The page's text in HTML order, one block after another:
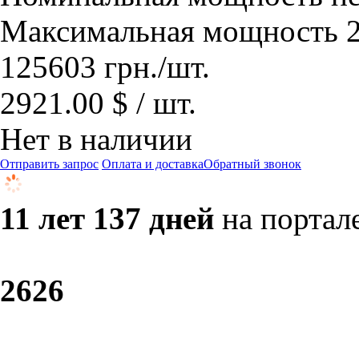
Максимальная мощность
125603 грн./шт.
2921.00 $ / шт.
Нет в наличии
Отправить запрос Оплата и доставкаОбратный звонок
11 лет 137 дней на
2626